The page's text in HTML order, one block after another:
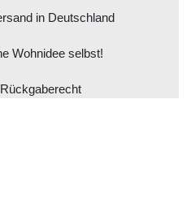
in Deutschland
Wohnidee selbst!